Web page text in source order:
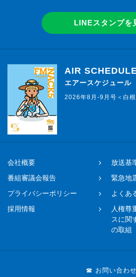
LINEスタンプを
AIR
エアースケジュール
2026年8月-9月号＜白根
会社概要
放送基
番組審議会報告
緊急地
プライバシーポリシー
よくあ
採用情報
人権尊
スに関
の取組
☎ お問い合わせ